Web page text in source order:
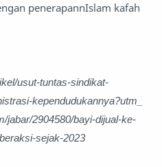
penerapannIslam kafah
usut-tuntas-sindikat-
kependudukannya?utm_
jabar/2904580/bayi-dijual-ke-
sejak-2023